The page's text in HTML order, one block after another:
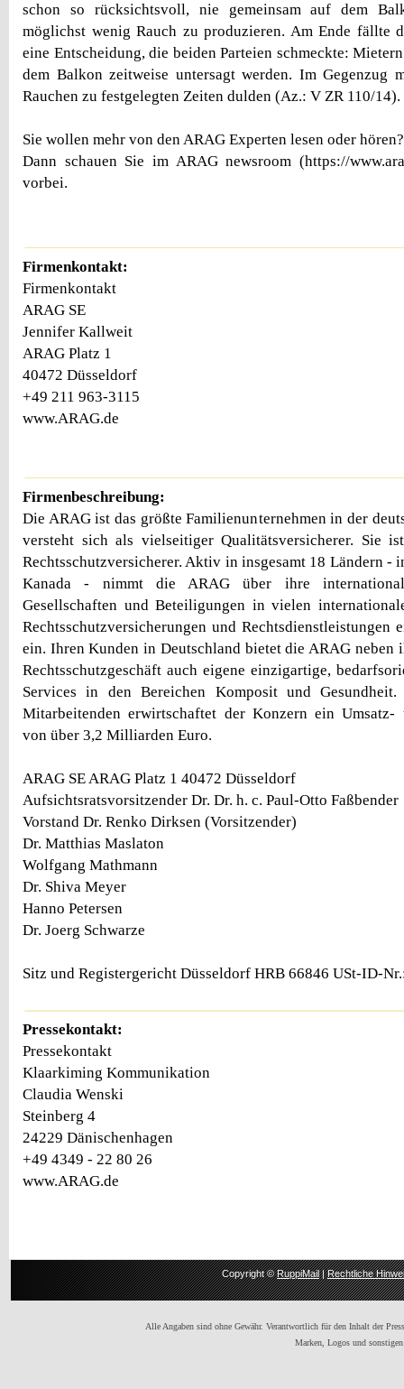
schon so rücksichtsvoll, nie gemeinsam auf dem
möglichst wenig Rauch zu produzieren. Am Ende fällte
eine Entscheidung, die beiden Parteien schmeckte:
dem Balkon zeitweise untersagt werden. Im Gegenzug
Rauchen zu festgelegten Zeiten dulden (Az.: V ZR 110/14).
Sie wollen mehr von den ARAG Experten lesen oder hören?
Dann schauen Sie im ARAG newsroom (https://
vorbei.
Firmenkontakt:
Firmenkontakt
ARAG SE
Jennifer Kallweit
ARAG Platz 1
40472 Düsseldorf
+49 211 963-3115
www.ARAG.de
Firmenbeschreibung:
Die ARAG ist das größte Familienunternehmen in der
versteht sich als vielseitiger Qualitätsversicherer. Sie
Rechtsschutzversicherer. Aktiv in insgesamt 18 Ländern -
Kanada - nimmt die ARAG über ihre
Gesellschaften und Beteiligungen in vielen
Rechtsschutzversicherungen und Rechtsdienstleistungen
ein. Ihren Kunden in Deutschland bietet die ARAG neben
Rechtsschutzgeschäft auch eigene einzigartige,
Services in den Bereichen Komposit und
Mitarbeitenden erwirtschaftet der Konzern ein Umsatz-
von über 3,2 Milliarden Euro.
ARAG SE ARAG Platz 1 40472 Düsseldorf
Aufsichtsratsvorsitzender Dr. Dr. h. c. Paul-Otto Faßbender
Vorstand Dr. Renko Dirksen (Vorsitzender)
Dr. Matthias Maslaton
Wolfgang Mathmann
Dr. Shiva Meyer
Hanno Petersen
Dr. Joerg Schwarze
Sitz und Registergericht Düsseldorf HRB 66846 USt-ID-
Pressekontakt:
Pressekontakt
Klaarkiming Kommunikation
Claudia Wenski
Steinberg 4
24229 Dänischenhagen
+49 4349 - 22 80 26
www.ARAG.de
Copyright ©RuppiMail|Rechtliche
Alle Angaben sind ohne Gewähr. Verantwortlich für den Inhalt der
Marken, Logos und